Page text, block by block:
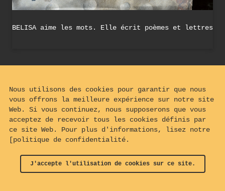
BELISA aime les mots. Elle écrit poèmes et lettres
Nous utilisons des cookies pour garantir que nous
vous offrons la meilleure expérience sur notre site
Web. Si vous continuez, nous supposerons que vous
acceptez de recevoir tous les cookies définis par
ce site Web. Pour plus d'informations, lisez notre
[politique de confidentialité.
J'accepte l'utilisation de cookies sur ce site.